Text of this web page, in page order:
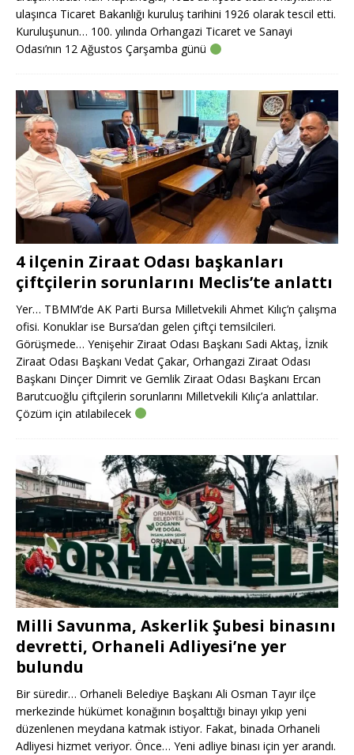
ulaşınca Ticaret Bakanlığı kuruluş tarihini 1926 olarak tescil etti.
Kuruluşunun… 100. yılında Orhangazi Ticaret ve Sanayi
Odası’nın 12 Ağustos Çarşamba günü
4 ilçenin Ziraat Odası başkanları
çiftçilerin sorunlarını Meclis’te anlattı
Yer… TBMM’de AK Parti Bursa Milletvekili Ahmet Kılıç’n çalışma
ofisi. Konuklar ise Bursa’dan gelen çiftçi temsilcileri.
Görüşmede… Yenişehir Ziraat Odası Başkanı Sadi Aktaş, İznik
Ziraat Odası Başkanı Vedat Çakar, Orhangazi Ziraat Odası
Başkanı Dinçer Dimrit ve Gemlik Ziraat Odası Başkanı Ercan
Barutcuoğlu çiftçilerin sorunlarını Milletvekili Kılıç’a anlattılar.
Çözüm için atılabilecek
Milli Savunma, Askerlik Şubesi binasını
devretti, Orhaneli Adliyesi’ne yer
bulundu
Bir süredir… Orhaneli Belediye Başkanı Ali Osman Tayır ilçe
merkezinde hükümet konağının boşalttığı binayı yıkıp yeni
düzenlenen meydana katmak istiyor. Fakat, binada Orhaneli
Adliyesi hizmet veriyor. Önce… Yeni adliye binası için yer arandı.